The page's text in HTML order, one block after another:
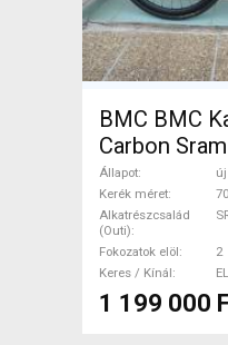
BMC BMC
Carbon
Gravel / CX
AXS
ELADÓ
Állapot
Kerék méret
Alkatrészcsalád
(Outi)
Fokozatok elöl
2
Keres / Kínál
1 199 000